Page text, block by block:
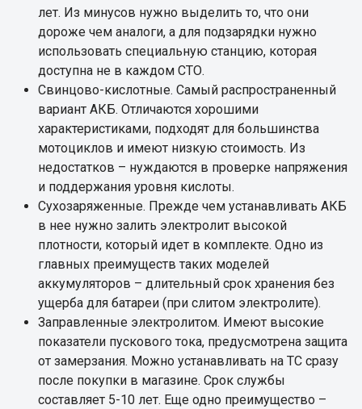
лет. Из минусов нужно выделить то, что они
дороже чем аналоги, а для подзарядки нужно
использовать специальную станцию, которая
доступна не в каждом СТО.
Свинцово-кислотные. Самый распространенный
вариант АКБ. Отличаются хорошими
характеристиками, подходят для большинства
мотоциклов и имеют низкую стоимость. Из
недостатков – нуждаются в проверке напряжения
и поддержания уровня кислоты.
Сухозаряженные. Прежде чем устанавливать АКБ
в нее нужно залить электролит высокой
плотности, который идет в комплекте. Одно из
главных преимуществ таких моделей
аккумуляторов – длительный срок хранения без
ущерба для батареи (при слитом электролите).
Заправленные электролитом. Имеют высокие
показатели пускового тока, предусмотрена защита
от замерзания. Можно устанавливать на ТС сразу
после покупки в магазине. Срок службы
составляет 5-10 лет. Еще одно преимущество –